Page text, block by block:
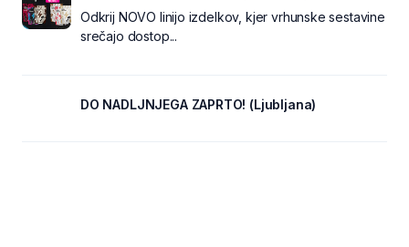
Odkrij NOVO linijo izdelkov, kjer vrhunske sestavine
srečajo dostop...
DO NADLJNJEGA ZAPRTO! (Ljubljana)